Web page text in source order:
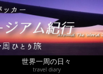
世界一周の日々
travel diary